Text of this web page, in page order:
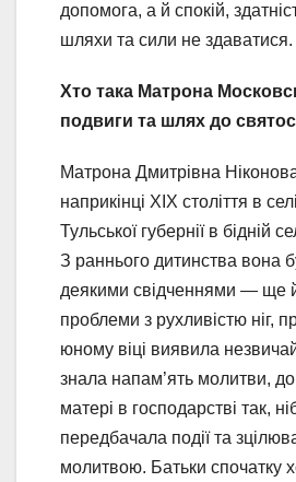
допомога, а й спокій,
шляхи та сили не здаватися.
Хто така Матрона
подвиги та шлях до
Матрона Дмитрівна
наприкінці XIX століття в
Тульської губернії в бідній
З раннього дитинства вона
деякими свідченнями — ще
проблеми з рухливістю ніг,
юному віці виявила
знала напам’ять молитви,
матері в господарстві так,
передбачала події та
молитвою. Батьки спочатку